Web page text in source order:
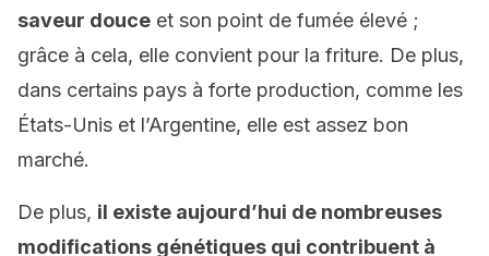
saveur douce et son point de fumée élevé ;
grâce à cela, elle convient pour la friture. De plus,
dans certains pays à forte production, comme les
États-Unis et l’Argentine, elle est assez bon
marché.
De plus, il existe aujourd’hui de nombreuses
modifications génétiques qui contribuent à